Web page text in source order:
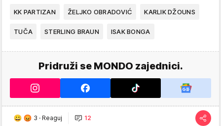
KK PARTIZAN ŽELJKO OBRADOVIĆ KARLIK DŽOUNS
TUČA STERLING BRAUN ISAK BONGA
Pridruži se MONDO zajednici.
3 · Reaguj 12